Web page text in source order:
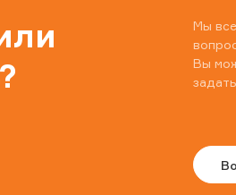
Мы
Вы